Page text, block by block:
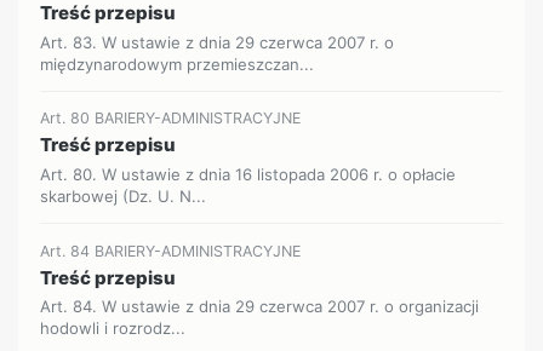
Treść przepisu
Art. 83. W ustawie z dnia 29 czerwca 2007 r. o
międzynarodowym przemieszczan...
Art. 80 BARIERY-ADMINISTRACYJNE
Treść przepisu
Art. 80. W ustawie z dnia 16 listopada 2006 r. o opłacie
skarbowej (Dz. U. N...
Art. 84 BARIERY-ADMINISTRACYJNE
Treść przepisu
Art. 84. W ustawie z dnia 29 czerwca 2007 r. o organizacji
hodowli i rozrodz...